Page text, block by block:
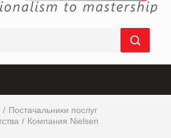
Постачальники послуг
Компания Nielsen